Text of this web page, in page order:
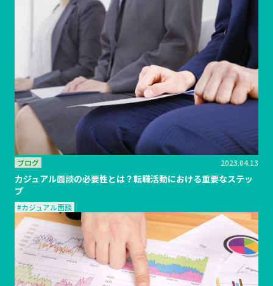
ブログ 2023.04.13
カジュアル面談の必要性とは？転職活動における重要なステッ
プ
#カジュアル面談